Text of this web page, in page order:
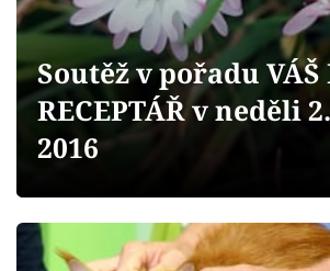
Přihlášení
Sledujte nás
Soutěž v pořadu VÁŠ
RECEPTÁŘ v neděli
2016